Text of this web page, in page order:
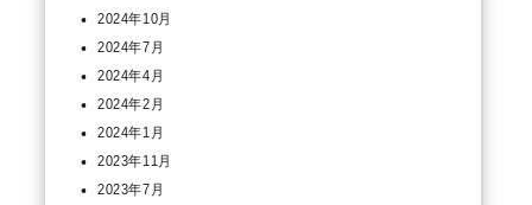
2024年10月
2024年7月
2024年4月
2024年2月
2024年1月
2023年11月
2023年7月